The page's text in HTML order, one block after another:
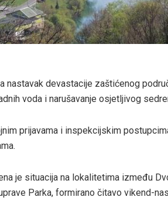
nastavak devastacije zaštićenog
voda i narušavanje osjetljivog
prijavama i inspekcijskim
je situacija na lokalitetima između
Parka, formirano čitavo vikend-